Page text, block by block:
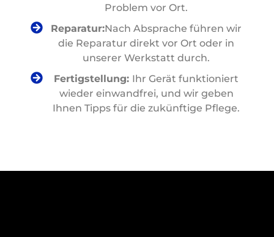
Problem vor Ort.
Reparatur:Nach Absprache führen wir
die Reparatur direkt vor Ort oder in
unserer Werkstatt durch.
Fertigstellung: Ihr Gerät funktioniert
wieder einwandfrei, und wir geben
Ihnen Tipps für die zukünftige Pflege.